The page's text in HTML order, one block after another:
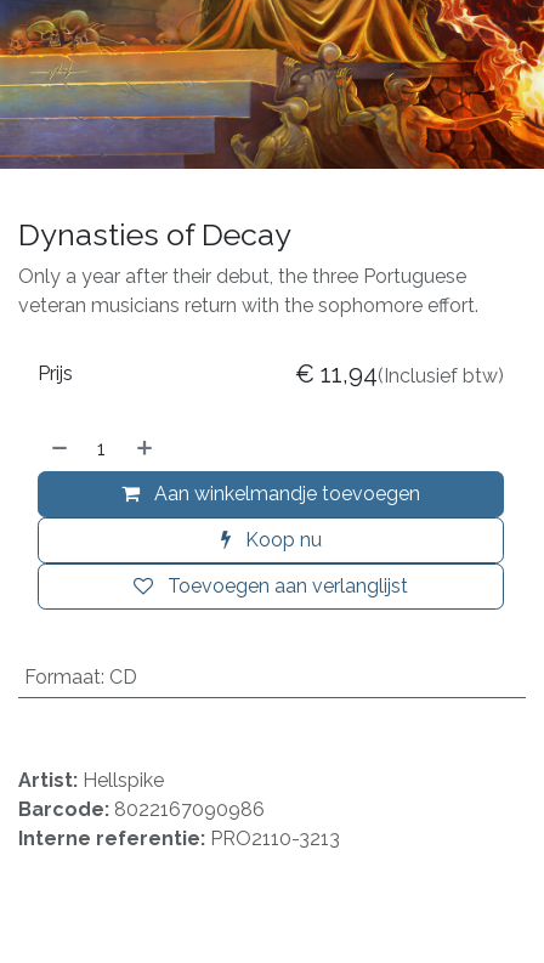
Dynasties of Decay
Only a year after their debut, the three Portuguese
veteran musicians return with the sophomore effort.
Aan winkelmandje toevoegen
Koop nu
Toevoegen aan verlanglijst
Prijs € 11,94(Inclusief btw)
Formaat: CD
Artist: Hellspike
Barcode: 8022167090986
Interne referentie: PRO2110-3213